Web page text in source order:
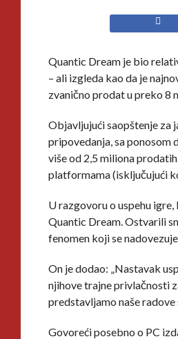
Quantic Dream je bio
– ali izgleda kao da je
zvanično prodat u preko 8
Objavljujući saopštenje za
pripovedanja, sa ponosom
više od 2,5 miliona
platformama (isključujući
U razgovoru o uspehu
Quantic Dream. Ostvarili
fenomen koji se
On je dodao: „Nastavak
njihove trajne privlačnosti
predstavljamo naše
Govoreći posebno o PC